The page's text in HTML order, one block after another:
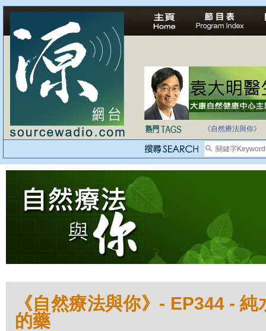
法治社會並不等同
《自然療法與你》
《自然療法與你》- EP344 -
的藥